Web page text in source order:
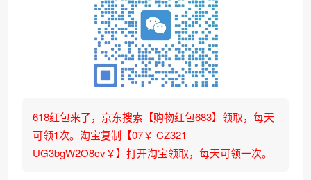
618红包来了，京东搜索【购物红包683】领取，每天
可领1次。淘宝复制【07￥ CZ321
UG3bgW2O8cv￥】打开淘宝领取，每天可领一次。